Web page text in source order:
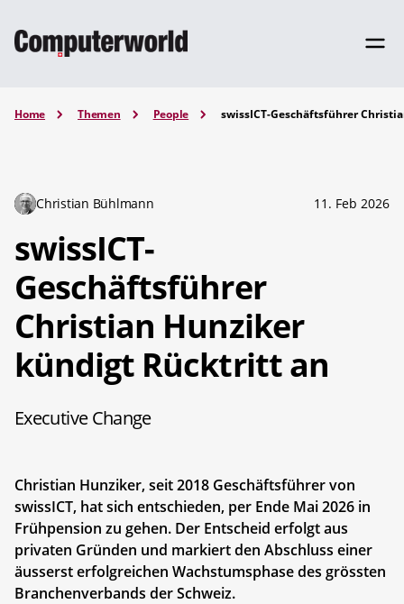
Home Themen People swissICT-Geschäftsführer
Christian Bühlmann 11. Feb 2026
swissICT-
Geschäftsführer
Christian Hunziker
kündigt Rücktritt an
Executive Change
Christian Hunziker, seit 2018 Geschäftsführer von
swissICT, hat sich entschieden, per Ende Mai 2026 in
Frühpension zu gehen. Der Entscheid erfolgt aus
privaten Gründen und markiert den Abschluss einer
äusserst erfolgreichen Wachstumsphase des grössten
Branchenverbands der Schweiz.